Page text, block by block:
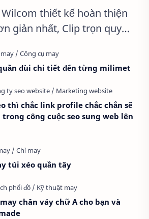
thiết kế hoàn thiện
giản nhất, Clip trọn quy
nghề, clip thực hành t…
đùi chi tiết đến từng milimet
thì chắc link profile chắc chắn sẽ
trong công cuộc seo sung web lên
túi xéo quần tây
chân váy chữ A cho bạn và